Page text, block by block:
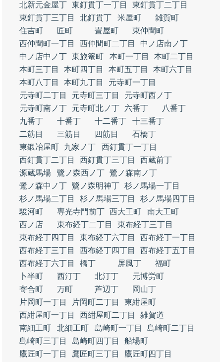
北新元金屋丁 東釘貫丁一丁目
東釘貫丁二丁目
東釘貫丁三丁目
北釘貫丁 米屋町
雑賀町
住吉町
匠町 畳屋町
東仲間町
西仲間町一丁目
西仲間町二丁目
中ノ店南ノ丁
中ノ店中ノ丁 東旅篭町 本町一丁目
本町二丁目
本町三丁目
本町四丁目 本町五丁目
本町六丁目
本町八丁目
本町九丁目
元寺町一丁目
元寺町二丁目
元寺町三丁目
元寺町西ノ丁
元寺町南ノ丁
元寺町北ノ丁 六番丁
八番丁
九番丁
十番丁 十二番丁
十三番丁
二筋目
三筋目 四筋目
石橋丁
東鍛冶屋町
九家ノ丁
西釘貫丁一丁目
西釘貫丁二丁目
西釘貫丁三丁目
西蔵前丁
源蔵馬場
鷺ノ森西ノ丁 鷺ノ森南ノ丁
鷺ノ森中ノ丁 鷺ノ森明神丁 杉ノ馬場一丁目
杉ノ馬場二丁目
杉ノ馬場三丁目
杉ノ馬場四丁目
駿河町
専光寺門前丁 西大工町
南大工町
西ノ店
東布経丁二丁目
東布経丁三丁目
東布経丁四丁目
東布経丁六丁目
西布経丁一丁目
西布経丁三丁目
西布経丁四丁目
西布経丁五丁目
西布経丁六丁目
橋丁 屏風丁
福町
卜半町
西汀丁 北汀丁
元博労町
寄合町
万町 芦辺丁
岡山丁
片岡町一丁目
片岡町二丁目
東紺屋町
西紺屋町一丁目
西紺屋町二丁目
雑賀道
南細工町
北細工町 島崎町一丁目
島崎町二丁目
島崎町三丁目
島崎町四丁目
船場町
鷹匠町一丁目
鷹匠町三丁目
鷹匠町四丁目